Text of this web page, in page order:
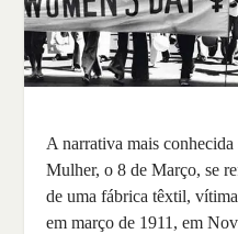
A narrativa mais
Mulher, o 8 de Março, se
de uma fábrica têxtil,
em março de 1911, em